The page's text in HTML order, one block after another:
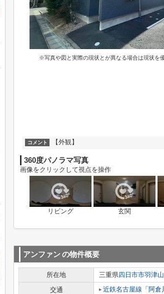
※写真や図と実際の現状とが異なる場合は現状を
コメント 【外観】
360度パノラマ写真
画像をクリックして視点を操作
リビング 玄関
アンファンの物件概要
所在地 三重県四日市市羽津
交通
近鉄名古屋線 「 阿倉